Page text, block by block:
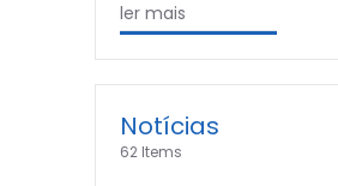
ler mais
Notícias
62 Items